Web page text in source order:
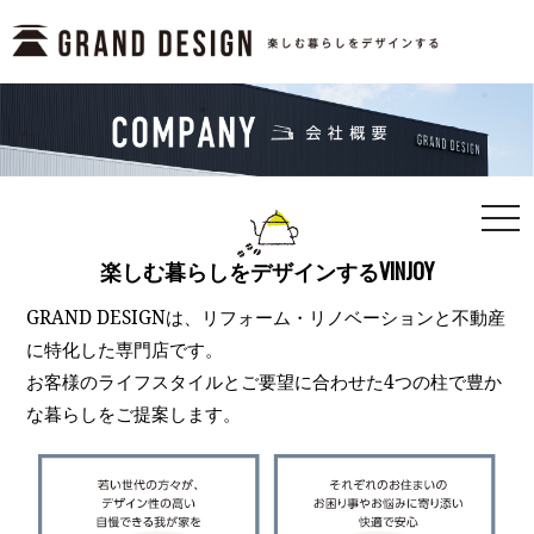
楽しむ暮らしをデザインするVINJOY
GRAND DESIGNは、リフォーム・リノベーションと不動産
に特化した専門店です。
お客様のライフスタイルとご要望に合わせた4つの柱で豊か
な暮らしをご提案します。